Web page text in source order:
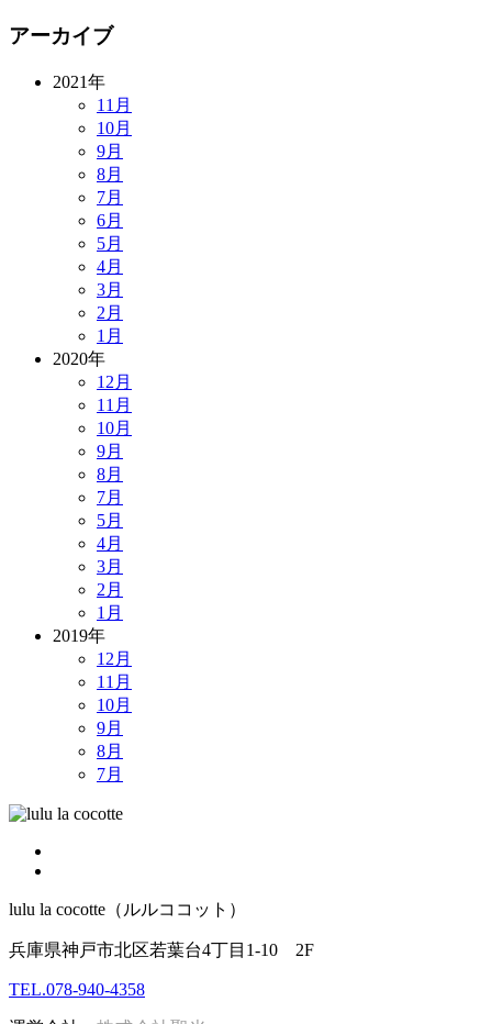
アーカイブ
2021年
11月
10月
9月
8月
7月
6月
5月
4月
3月
2月
1月
2020年
12月
11月
10月
9月
8月
7月
5月
4月
3月
2月
1月
2019年
12月
11月
10月
9月
8月
7月
lulu la cocotte（ルルココット）
兵庫県神戸市北区若葉台4丁目1-10 2F
TEL.078-940-4358